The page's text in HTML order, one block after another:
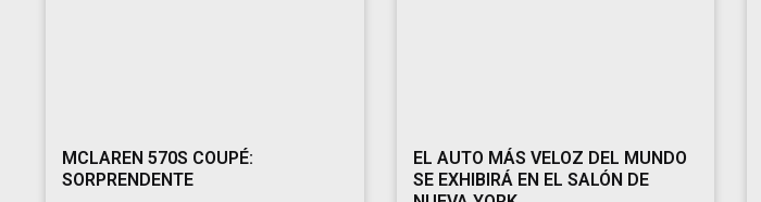
MCLAREN 570S COUPÉ:
SORPRENDENTE
EL AUTO MÁS VELOZ DEL MUNDO
SE EXHIBIRÁ EN EL SALÓN DE